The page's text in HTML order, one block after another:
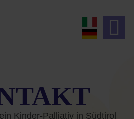
Kinder-Palliativ in Südtirol